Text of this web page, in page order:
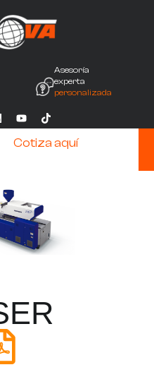
Asesoría
experta
personalizada
Cotiza aquí